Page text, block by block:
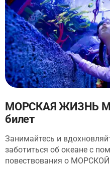
МОРСКАЯ ЖИЗНЬ
билет
Занимайтесь и
заботиться об океане с
повествования о